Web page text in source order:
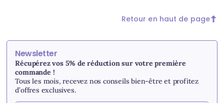
Retour en haut de page
Newsletter
Récupérez vos 5% de réduction sur votre première
commande !
Tous les mois, recevez nos conseils bien-être et profitez
d’offres exclusives.